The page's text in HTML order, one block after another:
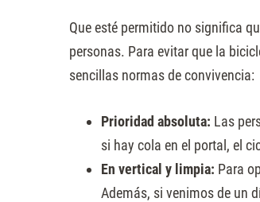
Que esté permitido no significa
personas. Para evitar que la
sencillas normas de convivencia:
Prioridad absoluta: Las
si hay cola en el portal, el
En vertical y limpia: Para
Además, si venimos de un